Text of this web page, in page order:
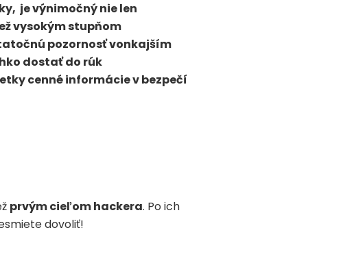
je výnimočný nie len
vysokým stupňom
pozornosť vonkajším
dostať do rúk
cenné informácie v bezpečí
prvým cieľom hackera. Po ich
dovoliť!